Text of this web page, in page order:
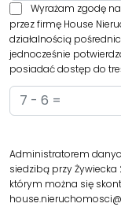
Wyrażam zgodę
przez firmę House
działalnością
jednocześnie
posiadać dostęp do
Administratorem
siedzibą przy Żywiecka
którym można się